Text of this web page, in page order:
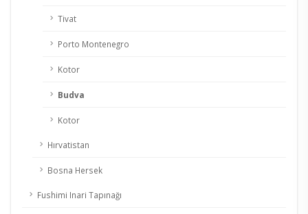
Tivat
Porto Montenegro
Kotor
Budva
Kotor
Hırvatistan
Bosna Hersek
Fushimi Inari Tapınağı